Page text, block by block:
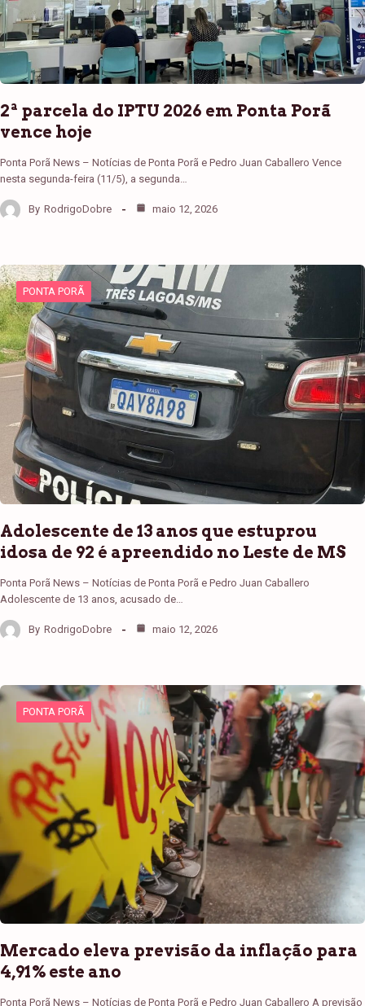
2ª parcela do IPTU 2026 em Ponta Porã
vence hoje
Ponta Porã News – Notícias de Ponta Porã e Pedro Juan Caballero Vence
nesta segunda-feira (11/5), a segunda…
By RodrigoDobre maio 12, 2026
PONTA PORÃ
Adolescente de 13 anos que estuprou
idosa de 92 é apreendido no Leste de MS
Ponta Porã News – Notícias de Ponta Porã e Pedro Juan Caballero
Adolescente de 13 anos, acusado de…
By RodrigoDobre maio 12, 2026
PONTA PORÃ
Mercado eleva previsão da inflação para
4,91% este ano
Ponta Porã News – Notícias de Ponta Porã e Pedro Juan Caballero A previsão